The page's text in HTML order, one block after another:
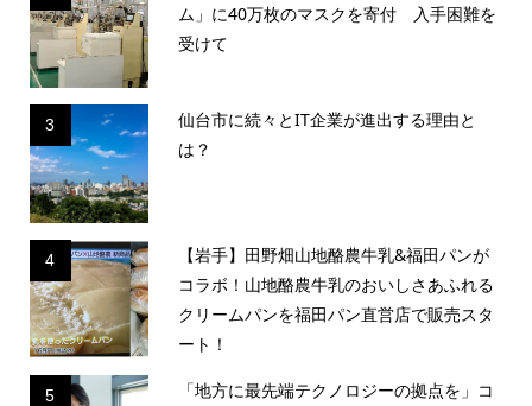
ム」に40万枚のマスクを寄付 入手困難を
受けて
3
仙台市に続々とIT企業が進出する理由と
は？
4
【岩手】田野畑山地酪農牛乳&福田パンが
コラボ！山地酪農牛乳のおいしさあふれる
クリームパンを福田パン直営店で販売スタ
ート！
5
「地方に最先端テクノロジーの拠点を」コ